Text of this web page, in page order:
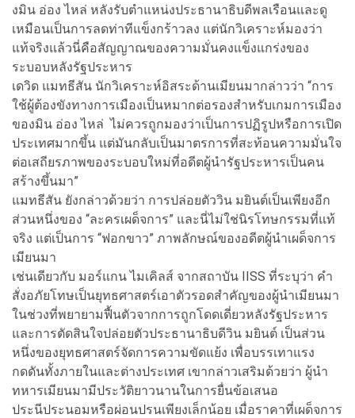
งมิน อ่อง ไหล่ หลังรับตำแหน่งประธานาธิบดีพลเรือนและดู
เหมือนเป็นการลดท่าทีแข็งกร้าวลง แต่นักวิเคราะห์มองว่า
แท้จริงแล้วนี่คือสัญญาณของความมั่นคงแข็งแกร่งของ
ระบอบหลังรัฐประหาร
เดวิด แมทธีสัน นักวิเคราะห์อิสระด้านเมียนมากล่าวว่า “การ
ใช้ผู้ต้องขังทางการเมืองเป็นหมากต่อรองสำหรับเกมการเมือง
ของมิน อ่อง ไหล่ ไม่ควรถูกมองว่าเป็นการปฏิรูปหรือการเปิด
ประเทศมากขึ้น แต่มันกลับเป็นมาตรการที่สะท้อนความมั่นใจ
ต่อเสถียรภาพของระบอบใหม่ที่อดีตผู้นำรัฐประหารเป็นคน
สร้างขึ้นมา”
แมทธีสัน ยังกล่าวด้วยว่า การปล่อยตัววิน มยินต์เป็นเพียงอีก
ส่วนหนึ่งของ “ละครเผด็จการ” และนี่ไม่ใช่นิรโทษกรรมที่แท้
จริง แต่เป็นการ “ฟอกขาว” ภาพลักษณ์ของอดีตผู้นำเผด็จการ
เมียนมา
เช่นเดียวกับ มอร์แกน ไมเคิลส์ จากสถาบัน IISS ที่ระบุว่า คำ
สั่งอภัยโทษเป็นยุทธศาสตร์เอาตัวรอดสำคัญของผู้นำเมียนมา
ในช่วงที่พยายามฟื้นตัวจากการถูกโดดเดี่ยวหลังรัฐประหาร
และการตัดสินใจปล่อยตัวประธานาธิบดีวิน มยินต์ เป็นส่วน
หนึ่งของยุทธศาสตร์จัดการความขัดแย้ง เพื่อบรรเทาแรง
กดดันทั้งภายในและต่างประเทศ เขากล่าวเสริมด้วยว่า ผู้นำ
ทหารเมียนมามีประวัติยาวนานในการยื่นข้อเสนอ
ประนีประนอมหรือผ่อนปรนเพียงเล็กน้อย เมื่อราคาที่เผด็จการ